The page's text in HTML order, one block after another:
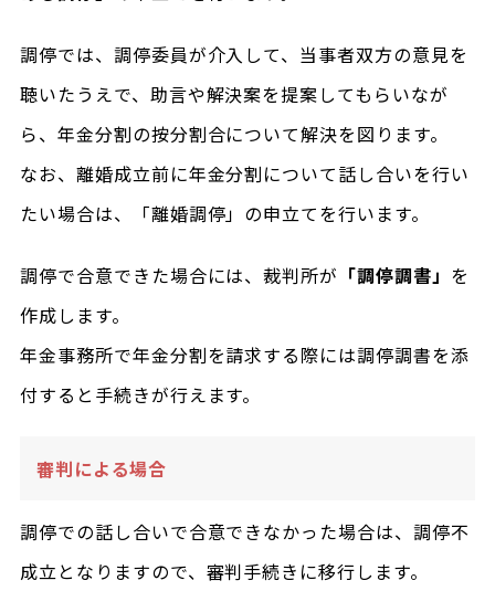
調停では、調停委員が介入して、当事者双方の意見を
聴いたうえで、助言や解決案を提案してもらいなが
ら、年金分割の按分割合について解決を図ります。
なお、離婚成立前に年金分割について話し合いを行い
たい場合は、「離婚調停」の申立てを行います。
調停で合意できた場合には、裁判所が 「調停調書」 を
作成します。
年金事務所で年金分割を請求する際には調停調書を添
付すると手続きが行えます。
審判による場合
調停での話し合いで合意できなかった場合は、調停不
成立となりますので、審判手続きに移行します。